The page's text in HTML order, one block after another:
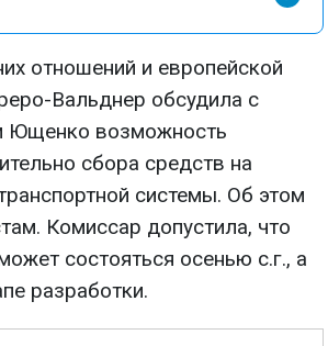
отношений и европейской
Вальднер обсудила с
Ющенко возможность
сбора средств на
системы. Об этом
Комиссар допустила, что
состояться осенью с.г., а
разработки.